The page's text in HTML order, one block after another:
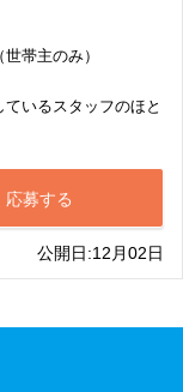
帯主のみ）
いるスタッフのほと
応募する
公開日:12月02日